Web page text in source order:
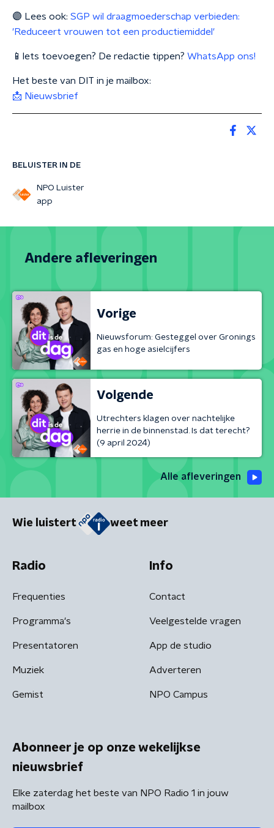
BELUISTER IN DE
NPO Luister
app
🟣 Lees ook: SGP wil draagmoederschap verbieden:
'Reduceert vrouwen tot een productiemiddel'
📱Iets toevoegen? De redactie tippen? WhatsApp ons!
Het beste van DIT in je mailbox:
📩 Nieuwsbrief
Andere afleveringen
Vorige
Nieuwsforum: Gesteggel over Gronings
gas en hoge asielcijfers
Volgende
Utrechters klagen over nachtelijke
herrie in de binnenstad. Is dat terecht?
(9 april 2024)
Alle afleveringen
Wie luistert weet meer
Radio
Frequenties
Programma's
Presentatoren
Muziek
Gemist
Info
Contact
Veelgestelde vragen
App de studio
Adverteren
NPO Campus
Abonneer je op onze wekelijkse
nieuwsbrief
Elke zaterdag het beste van NPO Radio 1 in jouw
mailbox